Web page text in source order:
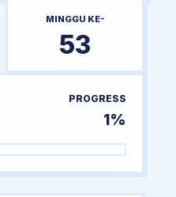
MINGGU KE-
53
PROGRESS
1%